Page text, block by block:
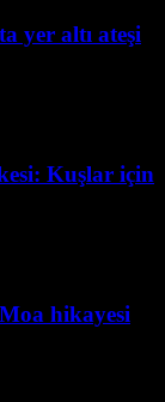
yer altı ateşi
Kuşlar için
hikayesi